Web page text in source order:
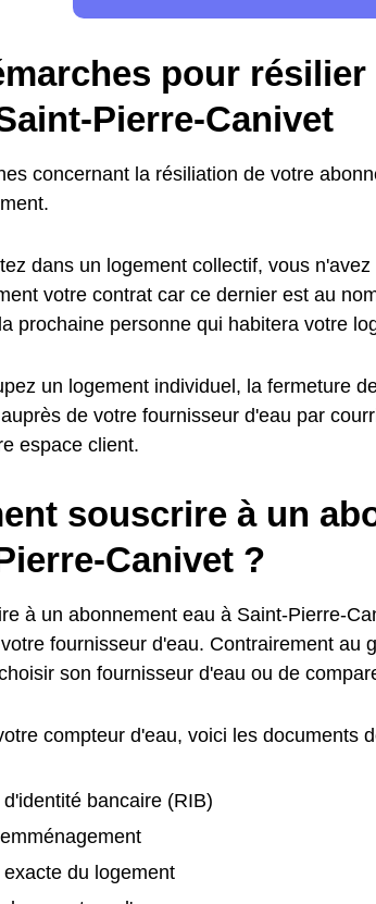
pour
Pierre-Canivet
concernant la résiliation de votre
dans un logement collectif, vous
votre contrat car ce dernier est au
prochaine personne qui habitera votre
un logement individuel, la fermeture
de votre fournisseur d'eau par
espace client.
souscrire à un
Canivet ?
à un abonnement eau à Saint-Pierre-
fournisseur d'eau. Contrairement au
son fournisseur d'eau ou de
compteur d'eau, voici les documents
bancaire (RIB)
du logement